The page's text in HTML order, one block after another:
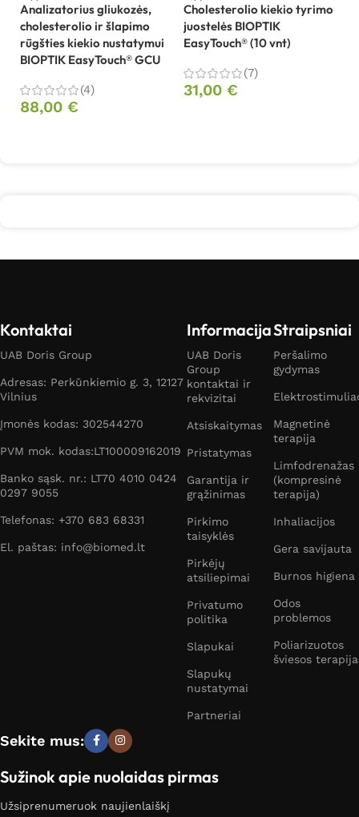
Analizatorius gliukozės,
cholesterolio ir šlapimo
rūgšties kiekio nustatymui
BIOPTIK EasyTouch® GCU
(4)
88,00 €
Cholesterolio kiekio tyrimo
juostelės BIOPTIK
EasyTouch® (10 vnt)
(7)
31,00 €
Kontaktai
UAB Doris Group
Adresas: Perkūnkiemio g. 3, 12127
Vilnius
Įmonės kodas: 302544270
PVM mok. kodas:LT100009162019
Banko sąsk. nr.: LT70 4010 0424
0297 9055
Telefonas: +370 683 68331
El. paštas: info@biomed.lt
Informacija
UAB Doris
Group
kontaktai ir
rekvizitai
Atsiskaitymas
Pristatymas
Garantija ir
grąžinimas
Pirkimo
taisyklės
Pirkėjų
atsiliepimai
Privatumo
politika
Slapukai
Slapukų
nustatymai
Partneriai
Straipsniai
Peršalimo
gydymas
Magnetinė
terapija
Limfodrenažas
(kompresinė
terapija)
Inhaliacijos
Gera savijauta
Burnos higiena
Odos
problemos
Poliarizuotos
šviesos terapija
Sekite mus:
Sužinok apie nuolaidas pirmas
Užsiprenumeruok naujienlaiškį